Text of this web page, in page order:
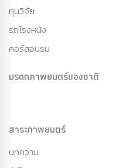
ทุนวิจัย
รถโรงหนัง
คอร์สอบรม
มรดกภาพยนตร์ของชาติ
สาระภาพยนตร์
บทความ